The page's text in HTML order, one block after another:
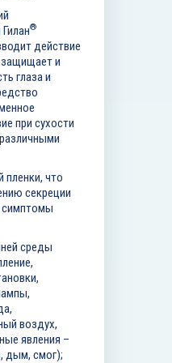
®
действие
защищает и
глаза и
при сухости
пленки, что
секреции
среды
воздух,
явления –
дым, смог);